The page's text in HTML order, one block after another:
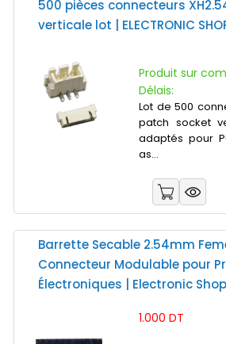
500 pièces connecteurs
verticale lot | ELECTRONIC
Produit sur
Délais:
Lot de 500
patch socket
adaptés pour
as...
Barrette Secable 2.54mm
Connecteur Modulable pour
Électroniques | Electronic Shop
1.000 DT